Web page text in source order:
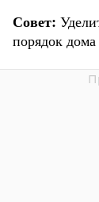
Совет:
порядок